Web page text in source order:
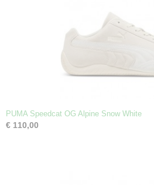
PUMA Speedcat OG Alpine Snow White
€ 110,00